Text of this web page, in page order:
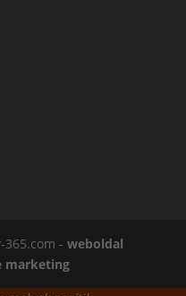
365.com -weboldal
marketing